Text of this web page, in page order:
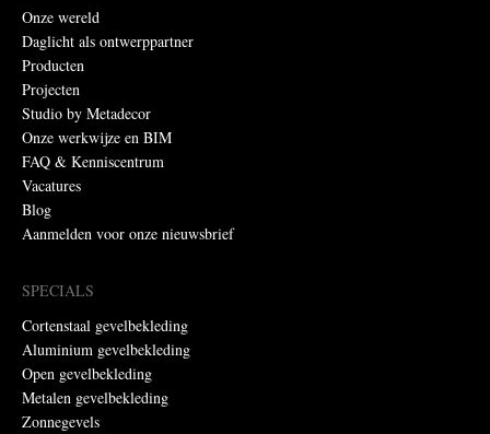
Onze wereld
Daglicht als ontwerppartner
Producten
Projecten
Studio by Metadecor
Onze werkwijze en BIM
FAQ & Kenniscentrum
Vacatures
Blog
Aanmelden voor onze nieuwsbrief
SPECIALS
Cortenstaal gevelbekleding
Aluminium gevelbekleding
Open gevelbekleding
Metalen gevelbekleding
Zonnegevels